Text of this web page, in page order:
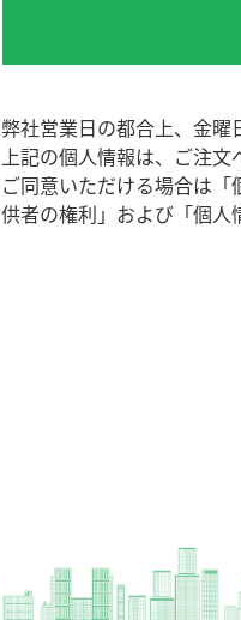
弊社営業日の都合上、金曜
上記の個人情報は、ご注文
ご同意いただける場合は
供者の権利」および「個